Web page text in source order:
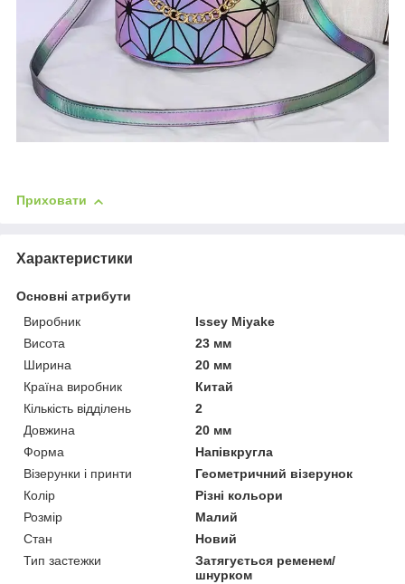
Приховати
Характеристики
Основні атрибути
Виробник
Issey Miyake
Висота
23 мм
Ширина
20 мм
Країна виробник
Китай
Кількість відділень
2
Довжина
20 мм
Форма
Напівкругла
Візерунки і принти
Геометричний візерунок
Колір
Різні кольори
Розмір
Малий
Стан
Новий
Тип застежки
Затягується ременем/
шнурком